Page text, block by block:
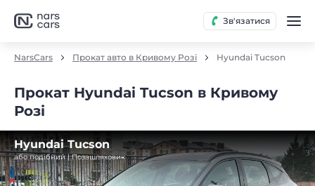
Зв'язатися
NarsCars Прокат авто в Кривому Розі Hyundai Tucson
Прокат Hyundai Tucson в Кривому
Розі
Hyundai Tucson
або подібний | Позашляховик